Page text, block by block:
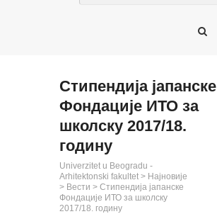
Стипендија јапанске
Фондације ИТО за
школску 2017/18.
годину
Univerzitet u Beogradu -
Arhitektonski fakultet > Најновије
> Вести > Стипендија јапанске
Фондације ИТО за школску
2017/18. годину